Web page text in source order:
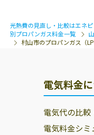
光熱費の見直し・比較はエネピ
別プロパンガス料金一覧
村山市のプロパンガス（
電気料金
電気代の比較
電気料金シ